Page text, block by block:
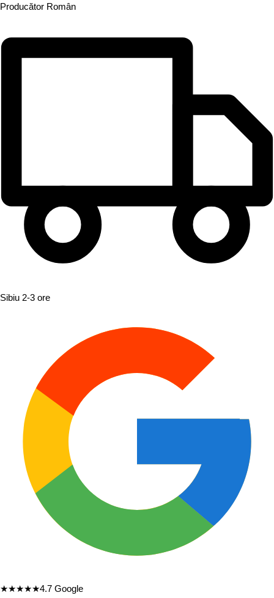
Producător Român
Sibiu 2-3 ore
★★★★★4.7 Google